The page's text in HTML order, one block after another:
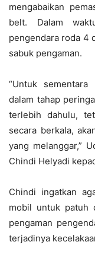
mengabaikan
belt. Dalam
pengendara roda 4
sabuk pengaman.
“Untuk
dalam tahap
terlebih dahulu,
secara berkala,
yang melanggar,”
Chindi Helyadi
Chindi ingatkan
mobil untuk patuh
pengaman
terjadinya